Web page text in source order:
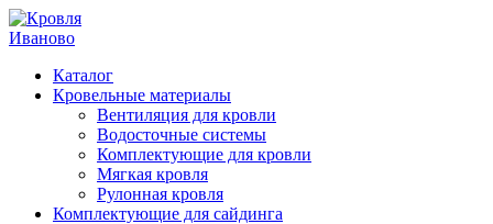
Перейти
к
Каталог
Кровельные материалы
Вентиляция для кровли
Водосточные системы
Комплектующие для кровли
Мягкая кровля
Рулонная кровля
Комплектующие для сайдинга